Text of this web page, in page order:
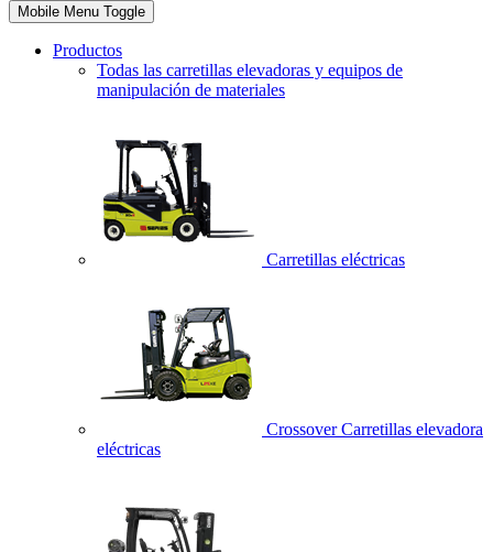
Mobile Menu Toggle
Productos
Todas las carretillas elevadoras y equipos de
manipulación de materiales
Carretillas eléctricas
Crossover Carretillas elevadora
eléctricas